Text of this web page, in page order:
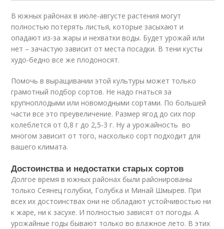
В южных районах в июле-августе растения могут
полностью потерять листья, которые засыхают и
опадают из-за жары и нехватки воды. Будет урожай или
нет – зачастую зависит от места посадки. В тени кусты
худо-бедно все же плодоносят.
Помочь в выращивании этой культуры может только
грамотный подбор сортов. Не надо гнаться за
крупноплодыми или новомодными сортами. По большей
части все это преувеличение. Размер ягод до сих пор
колеблется от 0,8 г до 2,5-3 г. Ну а урожайность во
многом зависит от того, насколько сорт подходит для
вашего климата.
Достоинства и недостатки старых сортов
Долгое время в южных районах были районированы
только Сеянец голубки, Голубка и Минай Шмырев. При
всех их достоинствах они не обладают устойчивостью ни
к жаре, ни к засухе. И полностью зависят от погоды. А
урожайные годы бывают только во влажное лето. В этих